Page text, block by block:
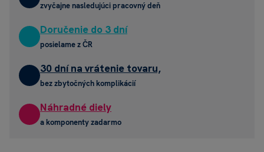
zvyčajne nasledujúci pracovný deň
Doručenie do 3 dní
posielame z ČR
30 dní na vrátenie tovaru,
bez zbytočných komplikácií
Náhradné diely
a komponenty zadarmo